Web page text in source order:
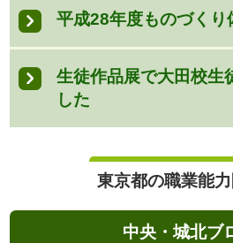
平成28年度ものづくり
生徒作品展で大田校生
した
東京都の職業能
中央・城北ブ